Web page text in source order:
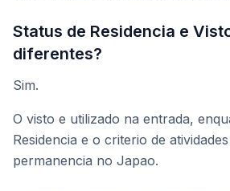
Status de Residencia e
diferentes?
Sim.
O visto e utilizado na entrada,
Residencia e o criterio de
permanencia no Japao.